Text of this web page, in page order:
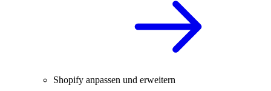
Shopify anpassen und erweitern